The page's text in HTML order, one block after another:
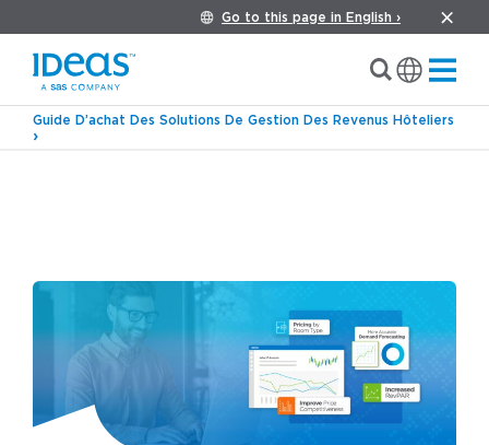
Go to this page in English ›
Guide D’achat Des Solutions De Gestion Des Revenus Hôteliers